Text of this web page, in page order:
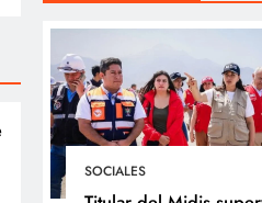
SOCIALES